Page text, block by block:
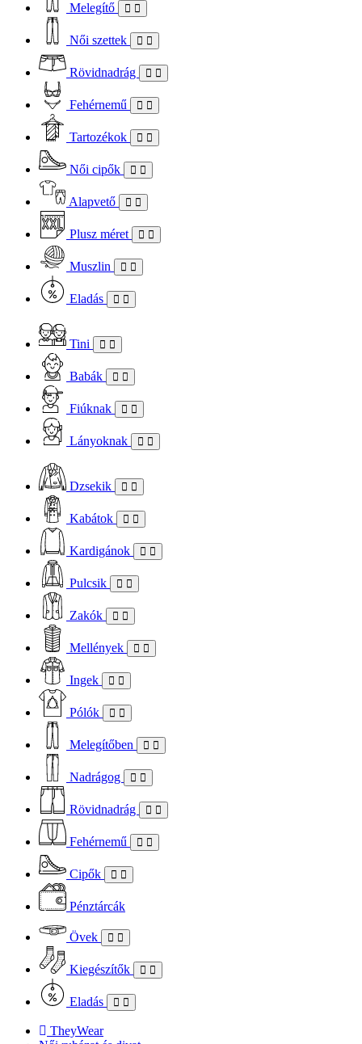
Melegítő
Női szettek
Rövidnadrág
Fehérnemű
Tartozékok
Női cipők
Alapvető
Plusz méret
Muszlin
Eladás
Tini
Babák
Fiúknak
Lányoknak
Dzsekik
Kabátok
Kardigánok
Pulcsik
Zakók
Mellények
Ingek
Pólók
Melegítőben
Nadrágog
Rövidnadrág
Fehérnemű
Cipők
Pénztárcák
Övek
Kiegészítők
Eladás
TheyWear